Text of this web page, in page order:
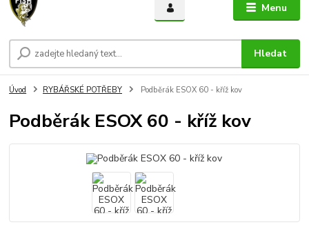
Menu
Hledat
Úvod RYBÁŘSKÉ POTŘEBY Podběrák ESOX 60 - kříž kov
Podběrák ESOX 60 - kříž kov